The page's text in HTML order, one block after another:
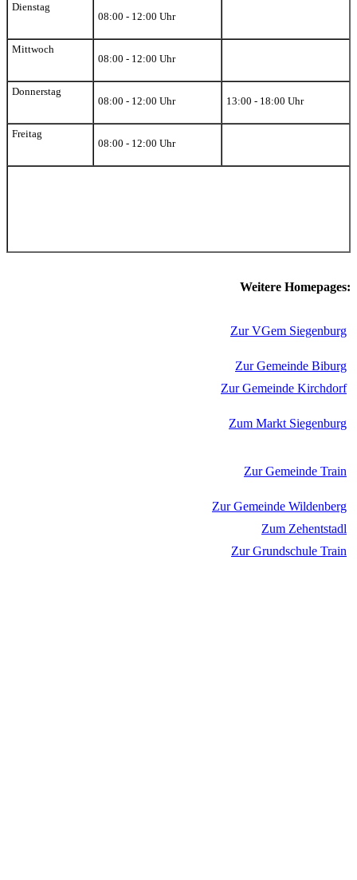
Dienstag
08:00 - 12:00 Uhr
Mittwoch
08:00 - 12:00 Uhr
Donnerstag
08:00 - 12:00 Uhr
13:00 - 18:00 Uhr
Freitag
08:00 - 12:00 Uhr
Weitere Homepages:
Zur VGem Siegenburg
Zur Gemeinde Biburg
Zur Gemeinde Kirchdorf
Zum Markt Siegenburg
Zur Gemeinde Train
Zur Gemeinde Wildenberg
Zum Zehentstadl
Zur Grundschule Train